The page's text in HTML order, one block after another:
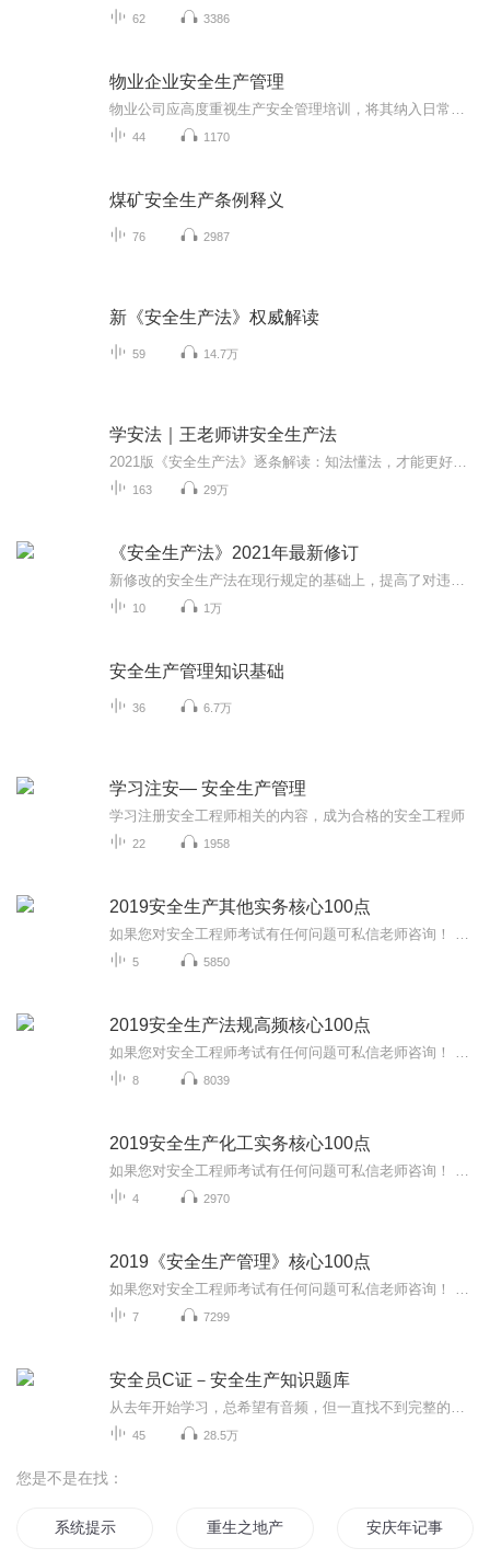
62 3386
物业企业安全生产管理
44 1170
煤矿安全生产条例释义
76 2987
新《安全生产法》权威解读
59 14.7万
学安法｜王老师讲安全生产法
163 29万
《安全生产法》2021年最新修订
10 1万
安全生产管理知识基础
36 6.7万
学习注安— 安全生产管理
学习注册安全工程师相关的内容，成为合格的安全工程师
22 1958
2019安全生产其他实务核心100点
5 5850
2019安全生产法规高频核心100点
8 8039
2019安全生产化工实务核心100点
4 2970
2019《安全生产管理》核心100点
7 7299
安全员C证－安全生产知识题库
45 28.5万
您是不是在找：
系统提示 重生之地产大王 安庆年记事